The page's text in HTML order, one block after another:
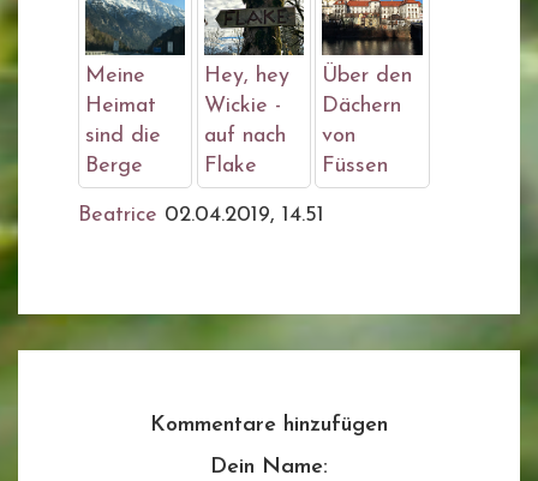
Meine
Heimat
sind die
Berge
Hey, hey
Wickie -
auf nach
Flake
Über den
Dächern
von
Füssen
Beatrice 02.04.2019, 14.51
Kommentare hinzufügen
Dein Name: